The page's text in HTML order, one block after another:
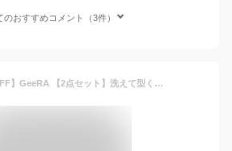
のおすすめコメント（3件）
【SALE／12%OFF】GeeRA 【2点セット】洗えて型くずれしないワイドパンツセットスーツ ジーラ スーツ・フォーマル セットアップスーツ ブラック ネイビー グレー【送料無料】